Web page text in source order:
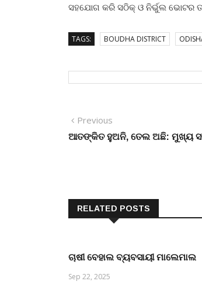
ସହଯୋଗ କରି ସଠିକ୍ ଓ ନିର୍ଭୁଲ ଭୋଟର
TAGS: BOUDHA DISTRICT
Post
navigation
Previous
post:
ଆତଙ୍କିତ ହୁଅନି, ତେଲ ଅଛି: ମୁଖ୍ୟ
RELATED POSTS
ଚାଷୀ ବେହାଲ ବ୍ୟବସାୟୀ ମାଲେମାଲ
Sep 22, 2025